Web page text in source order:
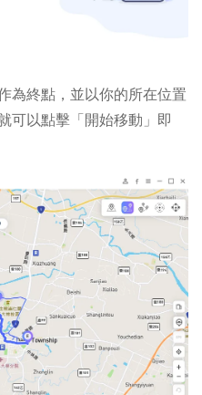
為終點，並以你的所在位置
可以點擊「開始移動」即